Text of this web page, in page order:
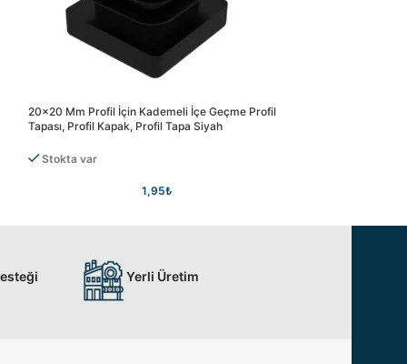
20×20 Mm Profil İçin Kademeli İçe Geçme Profil
Tapası, Profil Kapak, Profil Tapa Siyah
Stokta var
1,95₺
Yerli Üretim